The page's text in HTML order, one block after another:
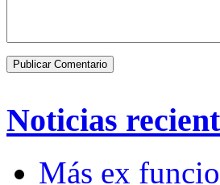
Noticias
Más ex